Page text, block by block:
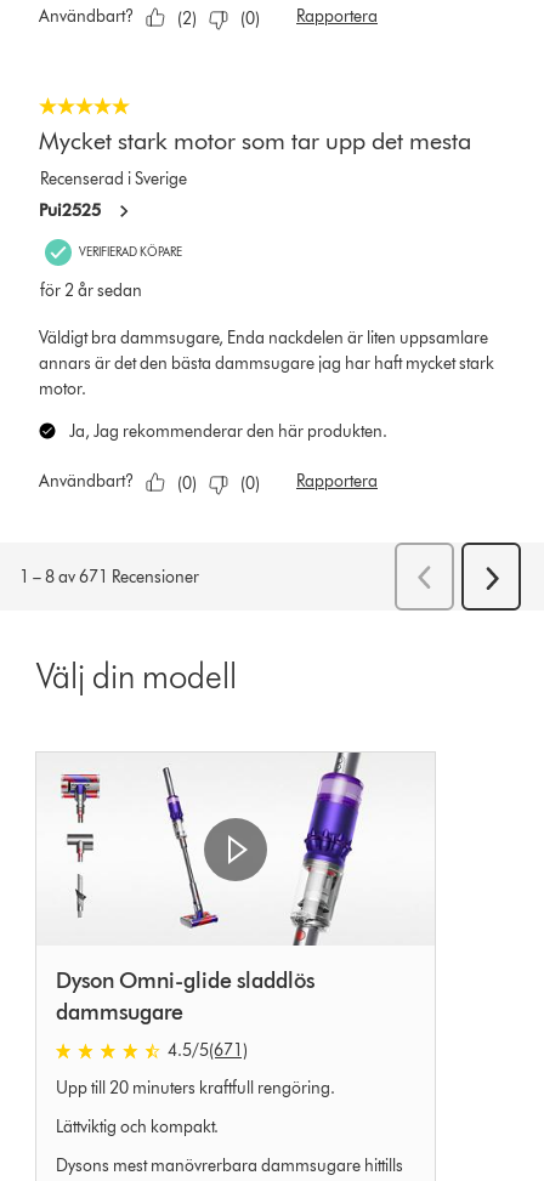
Välj din modell
Dyson Omni-glide sladdlös
dammsugare
4.5
stjärnor
av
från
4.5/5(671)
Upp till 20 minuters kraftfull rengöring.
Lättviktig och kompakt.
Dysons mest manövrerbara dammsugare hittills